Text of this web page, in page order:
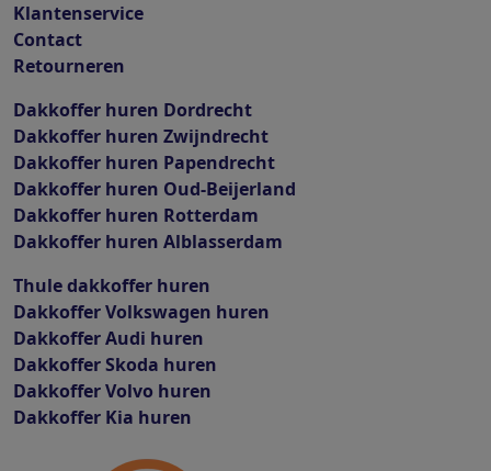
Klantenservice
Contact
Retourneren
Dakkoffer huren Dordrecht
Dakkoffer huren Zwijndrecht
Dakkoffer huren Papendrecht
Dakkoffer huren Oud-Beijerland
Dakkoffer huren Rotterdam
Dakkoffer huren Alblasserdam
Thule dakkoffer huren
Dakkoffer Volkswagen huren
Dakkoffer Audi huren
Dakkoffer Skoda huren
Dakkoffer Volvo huren
Dakkoffer Kia huren